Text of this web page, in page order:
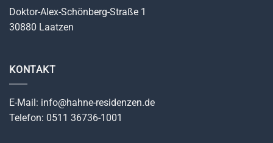
Doktor-Alex-Schönberg-Straße 1
30880 Laatzen
KONTAKT
E-Mail: info@hahne-residenzen.de
Telefon: 0511 36736-1001